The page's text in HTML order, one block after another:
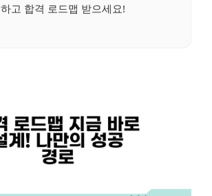
고 합격 로드맵 받으세요!